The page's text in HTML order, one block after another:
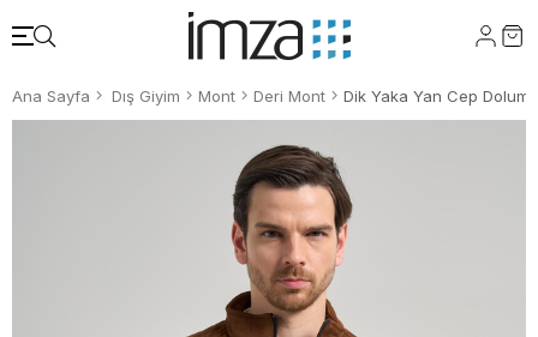
Ana Sayfa Dış Giyim Mont Deri Mont